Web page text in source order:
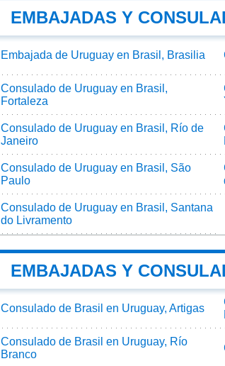
EMBAJADAS Y
Embajada de Uruguay en Brasil, Brasilia
Consulado de Uruguay en Brasil,
Fortaleza
Consulado de Uruguay en Brasil, Río de
Janeiro
Consulado de Uruguay en Brasil, São
Paulo
Consulado de Uruguay en Brasil, Santana
do Livramento
EMBAJADAS Y
Consulado de Brasil en Uruguay, Artigas
Consulado de Brasil en Uruguay, Río
Branco